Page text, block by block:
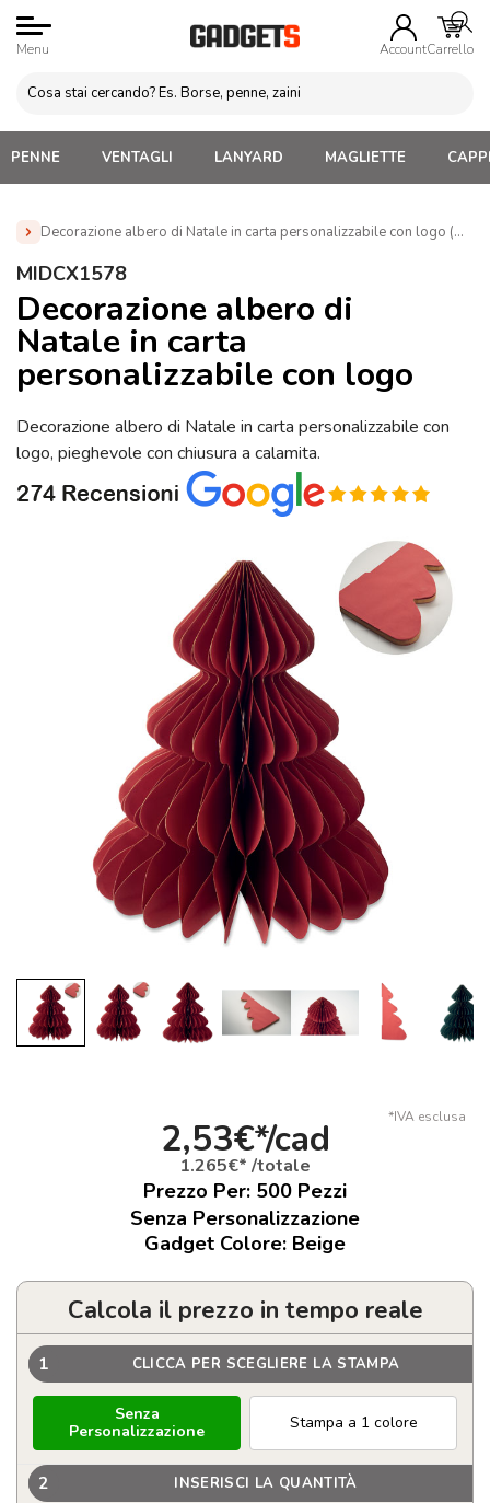
Menu AccountCarrello
PENNE VENTAGLI LANYARD MAGLIETTE
Decorazione albero di Natale in carta personalizzabile con logo
Home » Gadget di Natale
(MIDCX1578)
MIDCX1578
Decorazione albero di
Natale in carta
personalizzabile con logo
Decorazione albero di Natale in carta personalizzabile con
logo, pieghevole con chiusura a calamita.
*IVA esclusa
2,53€*/cad
1.265€* /totale
Prezzo Per: 500 Pezzi
Senza Personalizzazione
Gadget Colore: Beige
Calcola il prezzo in tempo reale
1 CLICCA PER SCEGLIERE LA STAMPA
Senza
Personalizzazione
Stampa a 1 colore
2 INSERISCI LA QUANTITÀ